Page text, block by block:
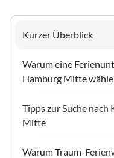
Kurzer Überblick
Warum eine
Hamburg Mitte
Tipps zur Suche
Mitte
Warum Traum-